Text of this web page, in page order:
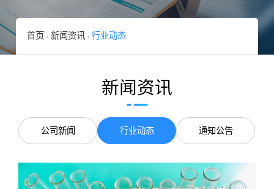
首页 新闻资讯 行业动态
新闻资讯
公司新闻 行业动态 通知公告